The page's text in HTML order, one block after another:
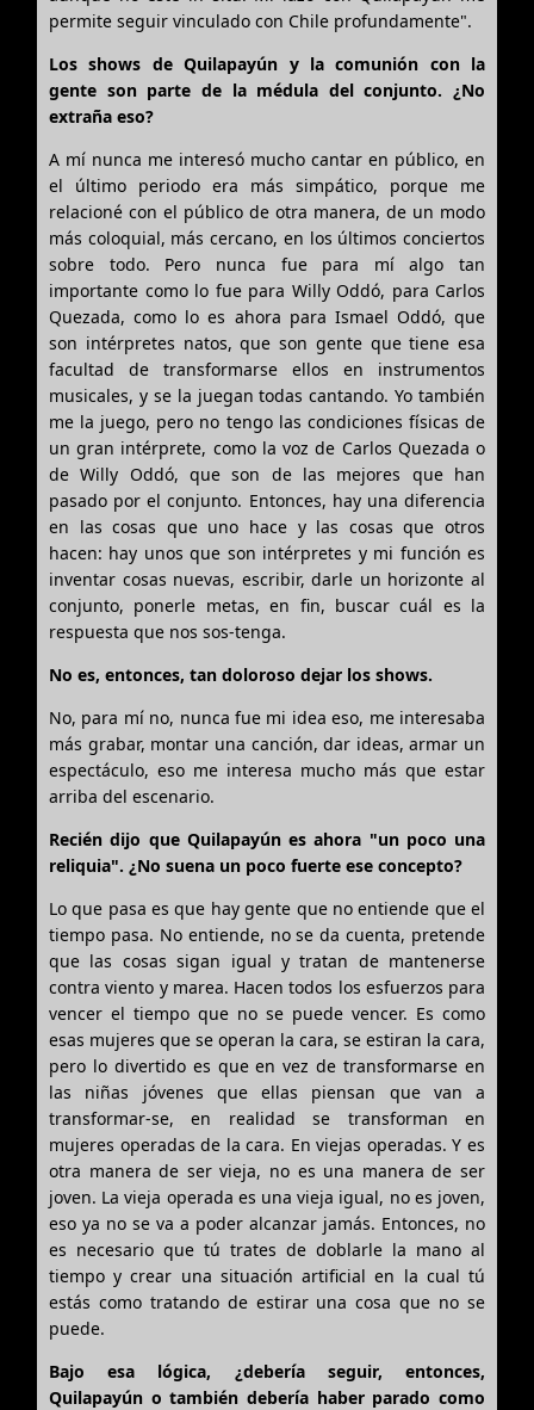
permite seguir vinculado con Chile profundamente".
Los shows de Quilapayún y la comunión con la
gente son parte de la médula del conjunto. ¿No
extraña eso?
A mí nunca me interesó mucho cantar en público, en
el último periodo era más simpático, porque me
relacioné con el público de otra manera, de un modo
más coloquial, más cercano, en los últimos conciertos
sobre todo. Pero nunca fue para mí algo tan
importante como lo fue para Willy Oddó, para Carlos
Quezada, como lo es ahora para Ismael Oddó, que
son intérpretes natos, que son gente que tiene esa
facultad de transformarse ellos en instrumentos
musicales, y se la juegan todas cantando. Yo también
me la juego, pero no tengo las condiciones físicas de
un gran intérprete, como la voz de Carlos Quezada o
de Willy Oddó, que son de las mejores que han
pasado por el conjunto. Entonces, hay una diferencia
en las cosas que uno hace y las cosas que otros
hacen: hay unos que son intérpretes y mi función es
inventar cosas nuevas, escribir, darle un horizonte al
conjunto, ponerle metas, en fin, buscar cuál es la
respuesta que nos sos-tenga.
No es, entonces, tan doloroso dejar los shows.
No, para mí no, nunca fue mi idea eso, me interesaba
más grabar, montar una canción, dar ideas, armar un
espectáculo, eso me interesa mucho más que estar
arriba del escenario.
Recién dijo que Quilapayún es ahora "un poco una
reliquia". ¿No suena un poco fuerte ese concepto?
Lo que pasa es que hay gente que no entiende que el
tiempo pasa. No entiende, no se da cuenta, pretende
que las cosas sigan igual y tratan de mantenerse
contra viento y marea. Hacen todos los esfuerzos para
vencer el tiempo que no se puede vencer. Es como
esas mujeres que se operan la cara, se estiran la cara,
pero lo divertido es que en vez de transformarse en
las niñas jóvenes que ellas piensan que van a
transformar-se, en realidad se transforman en
mujeres operadas de la cara. En viejas operadas. Y es
otra manera de ser vieja, no es una manera de ser
joven. La vieja operada es una vieja igual, no es joven,
eso ya no se va a poder alcanzar jamás. Entonces, no
es necesario que tú trates de doblarle la mano al
tiempo y crear una situación artificial en la cual tú
estás como tratando de estirar una cosa que no se
puede.
Bajo esa lógica, ¿debería seguir, entonces,
Quilapayún o también debería haber parado como